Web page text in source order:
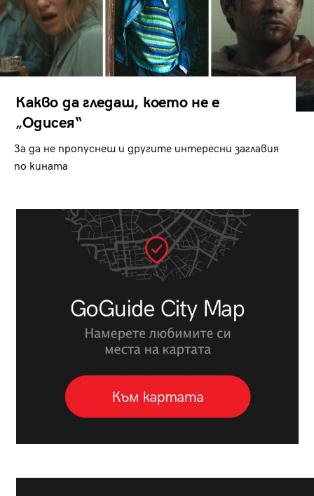
Какво да гледаш, което не е
„Одисея“
За да не пропуснеш и другите интересни заглавия
по кината